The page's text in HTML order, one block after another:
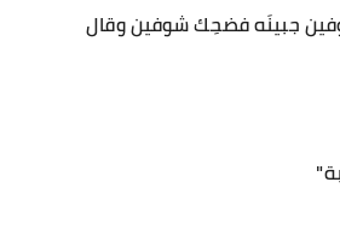
جبينَه فضحِك شوفين وقال